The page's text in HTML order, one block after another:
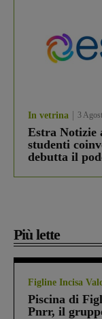
In vetrina 3
Estra Notizie
studenti
debutta il
Più lette
Figline Incisa
Piscina di
Pnrr, il